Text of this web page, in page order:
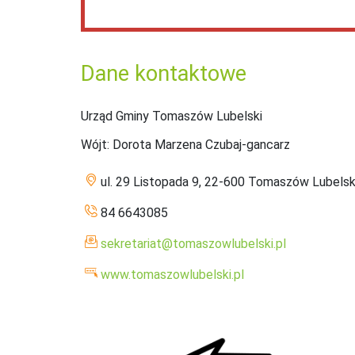
Dane kontaktowe
Urząd Gminy Tomaszów Lubelski
Wójt: Dorota Marzena Czubaj-gancarz
ul. 29 Listopada 9, 22-600 Tomaszów
84 6643085
sekretariat@tomaszowlubelski.pl
www.tomaszowlubelski.pl